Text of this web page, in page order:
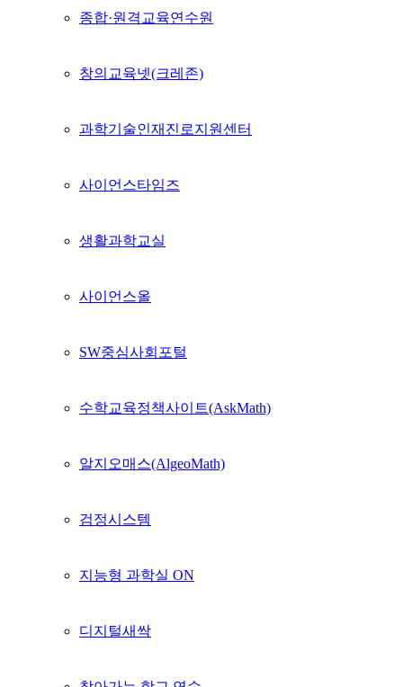
종합·원격교육연수원
창의교육넷(크레존)
과학기술인재진로지원센터
사이언스타임즈
생활과학교실
사이언스올
SW중심사회포털
수학교육정책사이트(AskMath)
알지오매스(AlgeoMath)
검정시스템
지능형 과학실 ON
디지털새싹